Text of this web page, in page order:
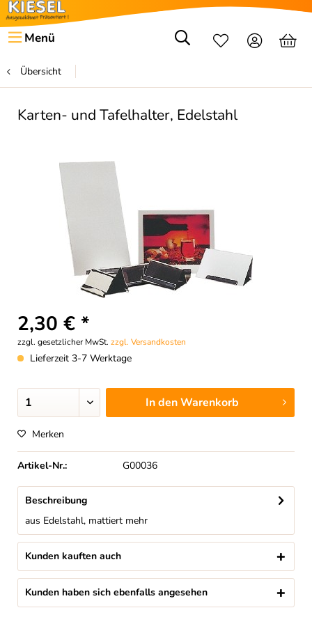
Menü
Übersicht
Karten- und Tafelhalter, Edelstahl
2,30 € *
zzgl. gesetzlicher MwSt. zzgl. Versandkosten
Lieferzeit 3-7 Werktage
In denWarenkorb
Merken
Artikel-Nr.: G00036
Beschreibung
aus Edelstahl, mattiert mehr
Kunden kauften auch
Kunden haben sich ebenfalls angesehen